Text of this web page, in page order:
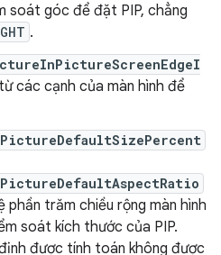
soát góc để đặt PIP, chẳng
.
các cạnh của màn hình để
phần trăm chiều rộng màn hình
soát kích thước của PIP.
được tính toán không được